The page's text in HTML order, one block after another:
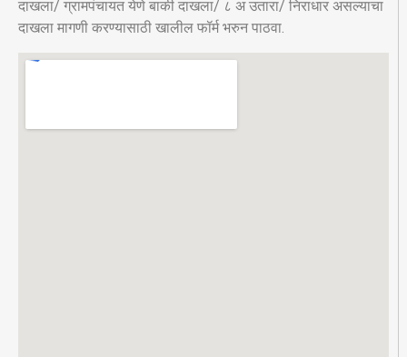
दाखला/ ग्रामपंचायत येणे बाकी दाखला/ ८ अ उतारा/ निराधार असल्याचा
दाखला मागणी करण्यासाठी खालील फॉर्म भरुन पाठवा.